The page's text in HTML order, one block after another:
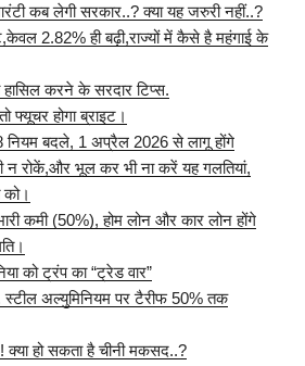
कब लेगी सरकार..? क्या यह जरुरी नहीं..?
2.82% ही बढ़ी,राज्यों में कैसे है महंगाई के
करने के सरदार टिप्स.
फ्यूचर होगा ब्राइट।
नियम बदले, 1 अप्रैल 2026 से लागू होंगे
न रोकें,और भूल कर भी ना करें यह गलतियां,
कमी (50%), होम लोन और कार लोन होंगे
को ट्रंप का “ट्रेड वार”
स्टील अल्युमिनियम पर टैरीफ 50% तक
क्या हो सकता है चीनी मकसद..?